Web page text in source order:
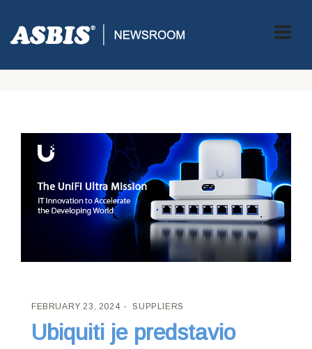
ASBIS CROATIA> SUPPLIERS> UBIQUITI JE PREDSTAVIO NOVI
ULTRA CLOUD GATEWAY I ULTRA POE SWITCH ZA UNIFIED
FEBRUARY 23, 2024 SUPPLIERS
Ubiquiti je predstavio